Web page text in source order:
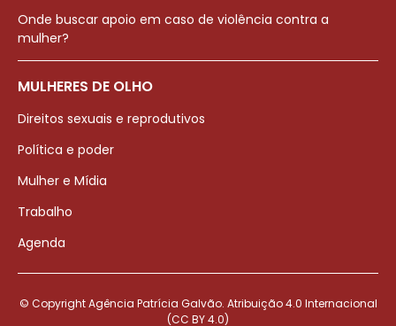
Onde buscar apoio em caso de violência contra a
mulher?
MULHERES DE OLHO
Direitos sexuais e reprodutivos
Política e poder
Mulher e Mídia
Trabalho
Agenda
© Copyright Agência Patrícia Galvão. Atribuição 4.0 Internacional
(CC BY 4.0)